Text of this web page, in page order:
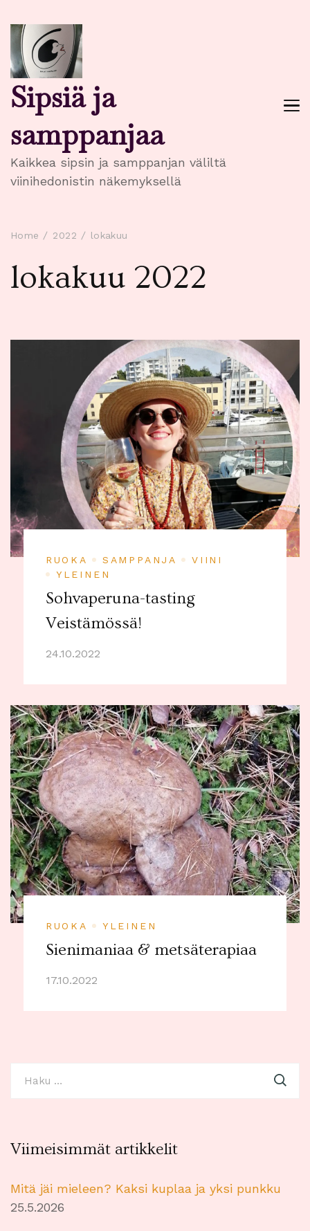
Sipsiä ja
samppanjaa
Kaikkea sipsin ja samppanjan väliltä
viinihedonistin näkemyksellä
Home 2022 lokakuu
lokakuu 2022
RUOKA SAMPPANJA
VIINI
YLEINEN
Sohvaperuna-tasting
Veistämössä!
24.10.2022
RUOKA YLEINEN
Sienimaniaa & metsäterapiaa
17.10.2022
Viimeisimmät artikkelit
Mitä jäi mieleen? Kaksi kuplaa ja yksi punkku
25.5.2026